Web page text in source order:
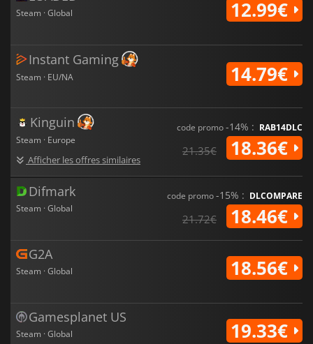
Steam · Global 12.99€
Instant Gaming
Steam · EU/NA 14.79€
Kinguin
Steam · Europe
Afficher les offres similaires
code promo-14% : RAB14DLC
21.35€ 18.36€
Difmark
Steam · Global
code promo-15% : DLCOMPARE
21.72€ 18.46€
G2A
Steam · Global 18.56€
Gamesplanet US
Steam · Global 19.33€